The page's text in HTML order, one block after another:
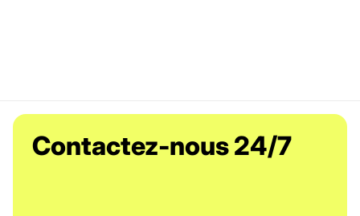
Contactez-nous 24/7